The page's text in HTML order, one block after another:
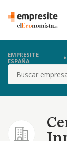
EMPRESITE
ESPAÑA
Buscar